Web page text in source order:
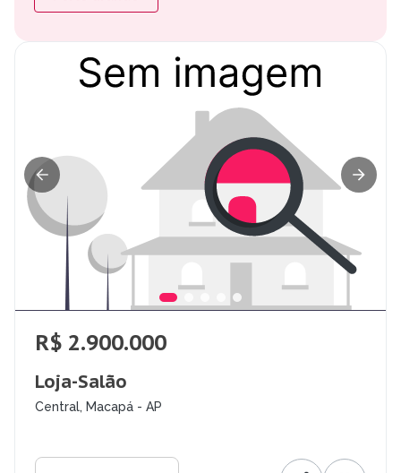
R$ 2.900.000
Loja-Salão
Central, Macapá - AP